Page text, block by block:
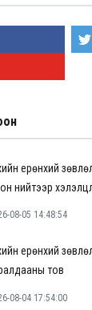
ерөнхий
нийтээр
08-05 14:48:54
ерөнхий
тов
08-04 17:54:00